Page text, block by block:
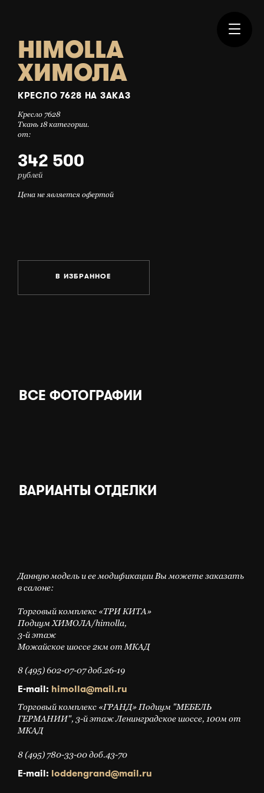
HIMOLLA
ХИМОЛА
КРЕСЛО 7628 НА ЗАКАЗ
Кресло 7628
Ткань 18 категории.
от:
342 500
рублей
Цена не является офертой
ВСЕ ФОТОГРАФИИ
ВАРИАНТЫ ОТДЕЛКИ
Данную модель и ее модификации Вы можете заказать
в салоне:
Торговый комплекс «ТРИ КИТА»
Подиум ХИМОЛА/himolla,
3-й этаж
Можайское шоссе 2км от МКАД
8 (495) 602-07-07 доб.26-19
E-mail: himolla@mail.ru
Торговый комплекс «ГРАНД» Подиум "МЕБЕЛЬ
ГЕРМАНИИ", 3-й этаж Ленинградское шоссе, 100м от
МКАД
8 (495) 780-33-00 доб.43-70
E-mail: loddengrand@mail.ru